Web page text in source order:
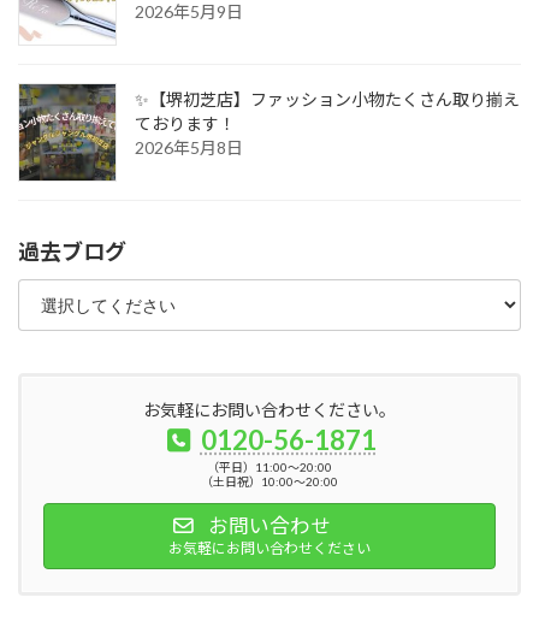
2026年5月9日
✨【堺初芝店】ファッション小物たくさん取り揃え
ております！
2026年5月8日
過去ブログ
お気軽にお問い合わせください。
0120-56-1871
（平日）11:00～20:00
（土日祝）10:00～20:00
お問い合わせ
お気軽にお問い合わせください